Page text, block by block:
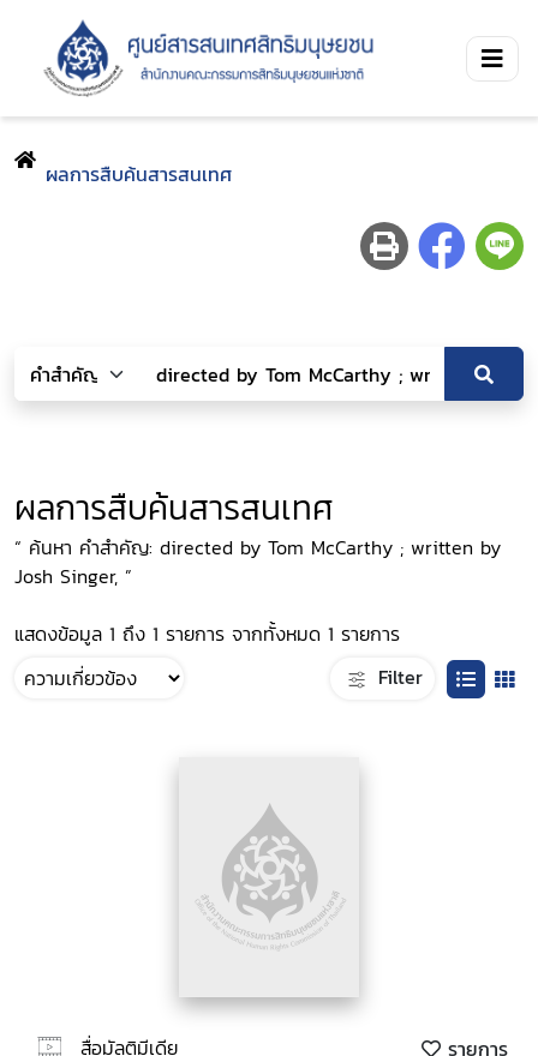
ผลการสืบค้นสารสนเทศ
ผลการสืบค้นสารสนเทศ
“ ค้นหา คำสำคัญ: directed by Tom McCarthy ; written by
Josh Singer, ”
แสดงข้อมูล 1 ถึง 1 รายการ จากทั้งหมด 1 รายการ
Filter
สื่อมัลติมีเดีย
รายการ